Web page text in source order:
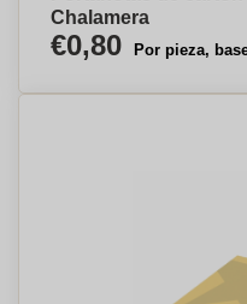
Chalamera
€0,80 Por pieza,